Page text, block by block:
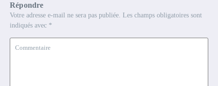
Répondre
Votre adresse e-mail ne sera pas publiée. Les champs obligatoires sont
indiqués avec *